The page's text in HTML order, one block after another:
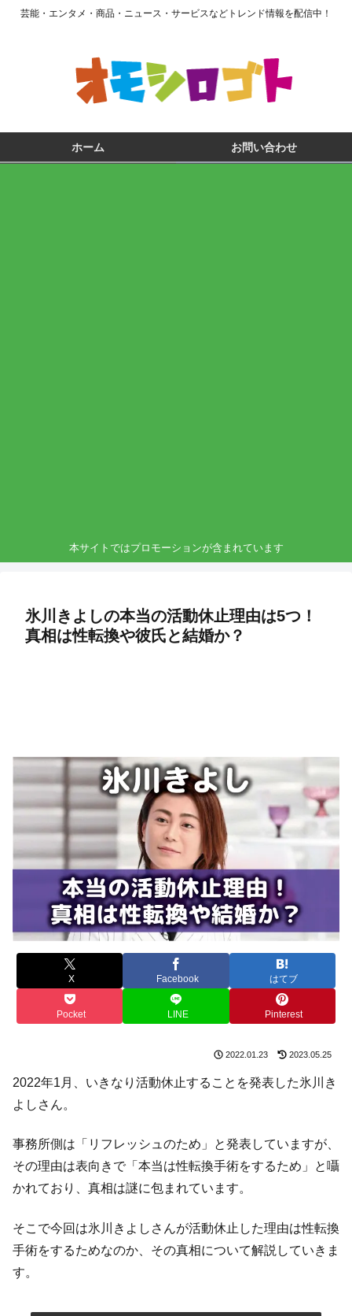
芸能・エンタメ・商品・ニュース・サービスなどトレンド情報を配信中！
ホーム お問い合わせ
本サイトではプロモーションが含まれています
氷川きよしの本当の活動休止理由は5つ！
真相は性転換や彼氏と結婚か？
X Facebook はてブ
Pocket LINE Pinterest
2022.01.23 2023.05.25
2022年1月、いきなり活動休止することを発表した氷川き
よしさん。
事務所側は「リフレッシュのため」と発表していますが、
その理由は表向きで「本当は性転換手術をするため」と囁
かれており、真相は謎に包まれています。
そこで今回は氷川きよしさんが活動休止した理由は性転換
手術をするためなのか、その真相について解説していきま
す。